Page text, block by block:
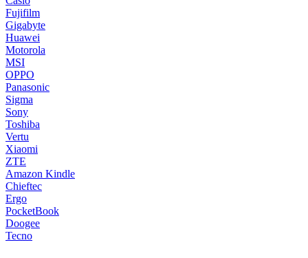
Fujifilm
Gigabyte
Huawei
Motorola
MSI
OPPO
Panasonic
Sigma
Sony
Toshiba
​Vertu
Xiaomi
ZTE
Amazon Kindle
Chieftec
Ergo
PocketBook
Doogee
Tecno